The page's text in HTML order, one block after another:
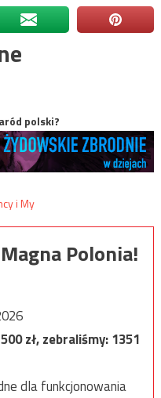
polski?
Polonia!
zł, zebraliśmy:1351
dla funkcjonowania